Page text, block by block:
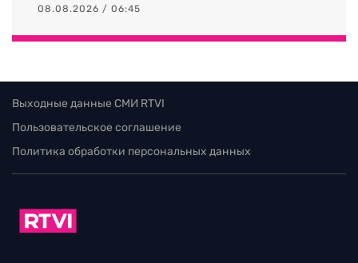
08.08.2026 / 06:45
Выходные данные СМИ RTVI
Пользовательское соглашение
Политика обработки персональных данных